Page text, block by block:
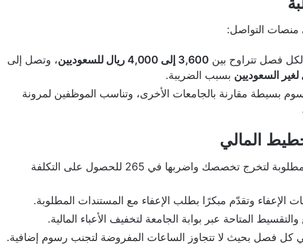
التواصل:
لكل فصل تتراوح بين 3,600 إلى 4,000 ريال للسعوديين
، وتصل إلى
بسبب الضريبة.
بسيطة مقارنة بالجامعات الأخرى، وتناسب الموظفين لمرونة
المالي
احسب عدد الساعات المطلوبة لتخرج تخصصك واضربها في 265 للحصول على التكلفة
وتقدّم مبكرًا بطلب الإعفاء مع المستندات المطلوبة.
المتاحة عبر بوابة الجامعة لتخفيف الأعباء المالية.
كل فصل بحيث لا تتجاوز الساعات المفروضة لتجنب رسوم إضافية.